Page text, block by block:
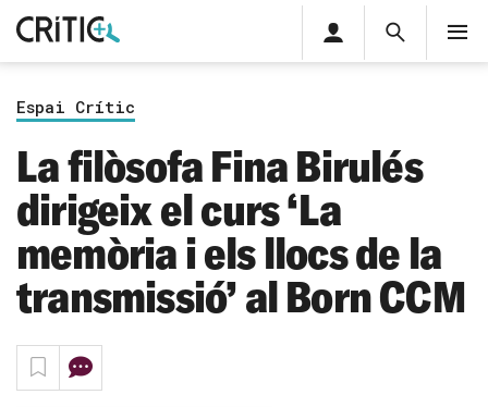
Cerca
privada
Inicia sessió
Espai Crític
La filòsofa Fina Birulés
dirigeix el curs ‘La
memòria i els llocs de la
transmissió’ al Born CCM